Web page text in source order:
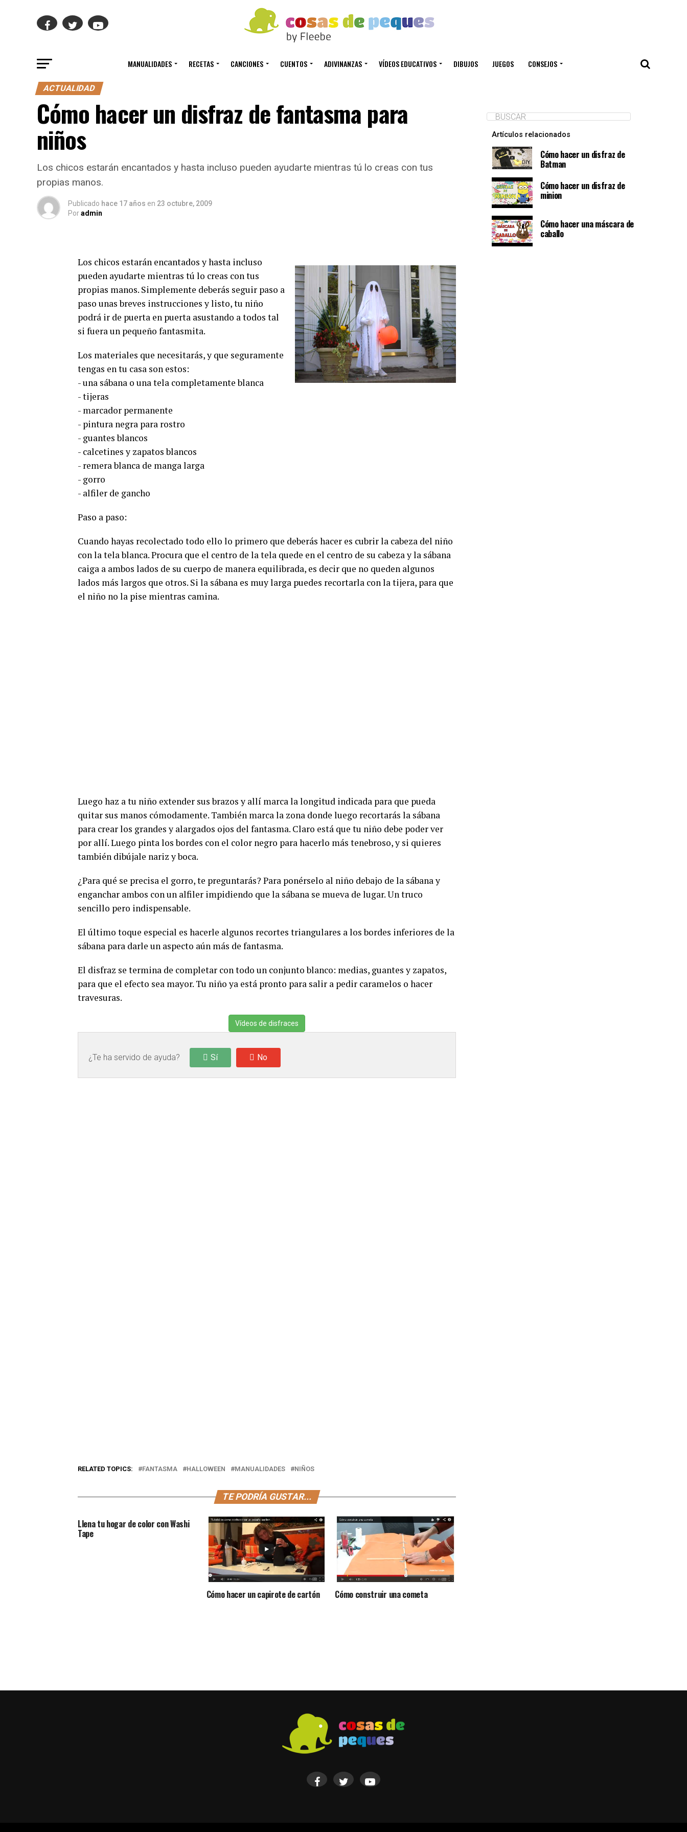
MANUALIDADES RECETAS CANCIONES CUENTOS ADIVINANZAS VÍDEOS EDUCATIVOS DIBUJOS JUEGOS CONSEJOS
ACTUALIDAD
Cómo hacer un disfraz de fantasma para
niños
Los chicos estarán encantados y hasta incluso pueden ayudarte mientras tú lo creas con tus
propias manos.
Publicado hace 17 años en 23 octubre, 2009
Poradmin
Los chicos estarán encantados y hasta incluso
pueden ayudarte mientras tú lo creas con tus
propias manos. Simplemente deberás seguir paso a
paso unas breves instrucciones y listo, tu niño
podrá ir de puerta en puerta asustando a todos tal
si fuera un pequeño fantasmita.
Los materiales que necesitarás, y que seguramente
tengas en tu casa son estos:
- una sábana o una tela completamente blanca
- tijeras
- marcador permanente
- pintura negra para rostro
- guantes blancos
- calcetines y zapatos blancos
- remera blanca de manga larga
- gorro
- alfiler de gancho
Paso a paso:
Cuando hayas recolectado todo ello lo primero que deberás hacer es cubrir la cabeza del niño
con la tela blanca. Procura que el centro de la tela quede en el centro de su cabeza y la sábana
caiga a ambos lados de su cuerpo de manera equilibrada, es decir que no queden algunos
lados más largos que otros. Si la sábana es muy larga puedes recortarla con la tijera, para que
el niño no la pise mientras camina.
Luego haz a tu niño extender sus brazos y allí marca la longitud indicada para que pueda
quitar sus manos cómodamente. También marca la zona donde luego recortarás la sábana
para crear los grandes y alargados ojos del fantasma. Claro está que tu niño debe poder ver
por allí. Luego pinta los bordes con el color negro para hacerlo más tenebroso, y si quieres
también dibújale nariz y boca.
¿Para qué se precisa el gorro, te preguntarás? Para ponérselo al niño debajo de la sábana y
enganchar ambos con un alfiler impidiendo que la sábana se mueva de lugar. Un truco
sencillo pero indispensable.
El último toque especial es hacerle algunos recortes triangulares a los bordes inferiores de la
sábana para darle un aspecto aún más de fantasma.
El disfraz se termina de completar con todo un conjunto blanco: medias, guantes y zapatos,
para que el efecto sea mayor. Tu niño ya está pronto para salir a pedir caramelos o hacer
travesuras.
Vídeos de disfraces
¿Te ha servido de ayuda? Sí No
RELATED TOPICS: FANTASMA HALLOWEEN MANUALIDADES NIÑOS
TE PODRÍA GUSTAR...
Llena tu hogar de color con Washi
Tape
Cómo hacer un capirote de cartón Cómo construir una cometa
Artículos relacionados
Cómo hacer un disfraz de
Batman
Cómo hacer un disfraz de
minion
Cómo hacer una máscara de
caballo